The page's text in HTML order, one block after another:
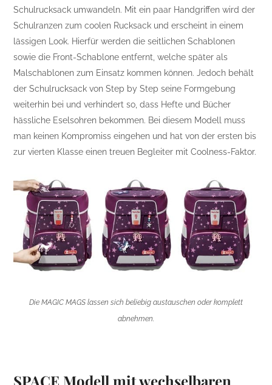
Schulrucksack umwandeln. Mit ein paar Handgriffen wird der
Schulranzen zum coolen Rucksack und erscheint in einem
lässigen Look. Hierfür werden die seitlichen Schablonen
sowie die Front-Schablone entfernt, welche später als
Malschablonen zum Einsatz kommen können. Jedoch behält
der Schulrucksack von Step by Step seine Formgebung
weiterhin bei und verhindert so, dass Hefte und Bücher
hässliche Eselsohren bekommen. Bei diesem Modell muss
man keinen Kompromiss eingehen und hat von der ersten bis
zur vierten Klasse einen treuen Begleiter mit Coolness-Faktor.
Die MAGIC MAGS lassen sich beliebig austauschen oder komplett
abnehmen.
SPACE Modell mit wechselbaren